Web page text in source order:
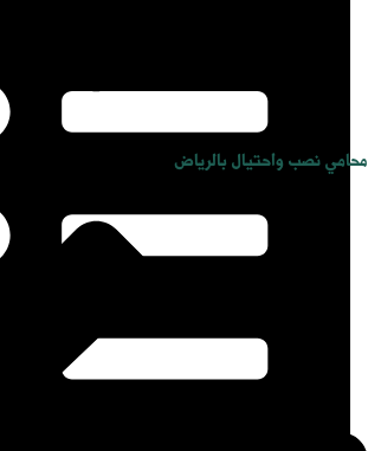
محامي نصب واحتيال بالرياض